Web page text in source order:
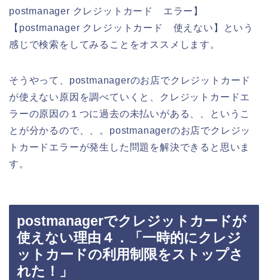
postmanager クレジットカード エラー】
【postmanager クレジットカード 使えない】という
感じで検索をしてみることをオススメします。
そうやって、postmanagerのお店でクレジットカード
が使えない原因を調べていくと、クレジットカードエ
ラーの原因の１つに過去の未払いがある、、というこ
とが分かるので、、。postmanagerのお店でクレジッ
トカードエラーが発生した問題を解決できると思いま
す。
postmanagerでクレジットカードが
使えない理由４．「一時的にクレジ
ットカードの利用制限をストップさ
れた！」